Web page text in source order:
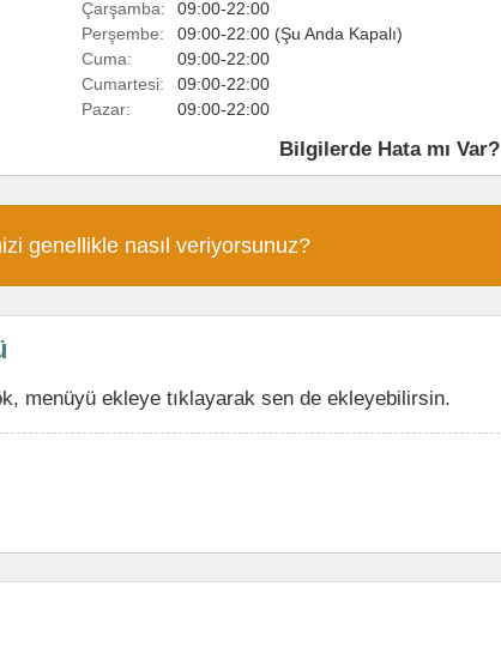
Çarşamba:
09:00-22:00
Perşembe:
09:00-22:00 (Şu Anda Kapalı)
Cuma:
09:00-22:00
Cumartesi:
09:00-22:00
Pazar:
09:00-22:00
Bilgilerde Hata mı Var?
genellikle nasıl veriyorsunuz?
menüyü ekleye tıklayarak sen de ekleyebilirsin.